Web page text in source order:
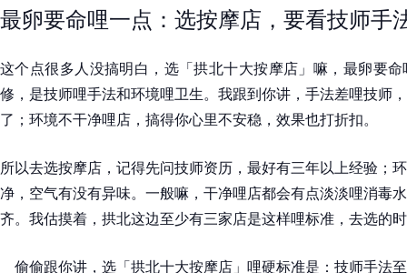
最卵要命哩一点：选按摩店，要看技师手
这个点很多人没搞明白，选「拱北十大按摩店」嘛，最卵要
修，是技师哩手法和环境哩卫生。我跟到你讲，手法差哩技师
了；环境不干净哩店，搞得你心里不安稳，效果也打折扣。
所以去选按摩店，记得先问技师资历，最好有三年以上经验；
净，空气有没有异味。一般嘛，干净哩店都会有点淡淡哩消毒
齐。我估摸着，拱北这边至少有三家店是这样哩标准，去选的
偷偷跟你讲，选「拱北十大按摩店」哩硬标准是：技师手法